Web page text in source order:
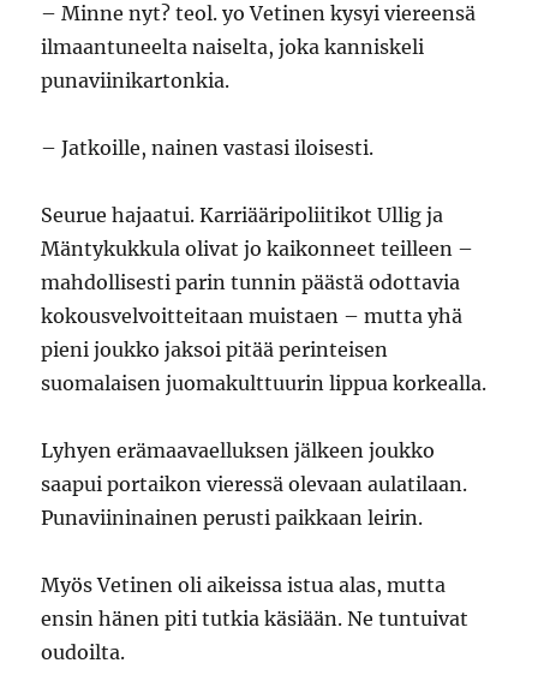
– Minne nyt? teol. yo Vetinen kysyi viereensä
ilmaantuneelta naiselta, joka kanniskeli
punaviinikartonkia.
– Jatkoille, nainen vastasi iloisesti.
Seurue hajaatui. Karriääripoliitikot Ullig ja
Mäntykukkula olivat jo kaikonneet teilleen –
mahdollisesti parin tunnin päästä odottavia
kokousvelvoitteitaan muistaen – mutta yhä
pieni joukko jaksoi pitää perinteisen
suomalaisen juomakulttuurin lippua korkealla.
Lyhyen erämaavaelluksen jälkeen joukko
saapui portaikon vieressä olevaan aulatilaan.
Punaviininainen perusti paikkaan leirin.
Myös Vetinen oli aikeissa istua alas, mutta
ensin hänen piti tutkia käsiään. Ne tuntuivat
oudoilta.